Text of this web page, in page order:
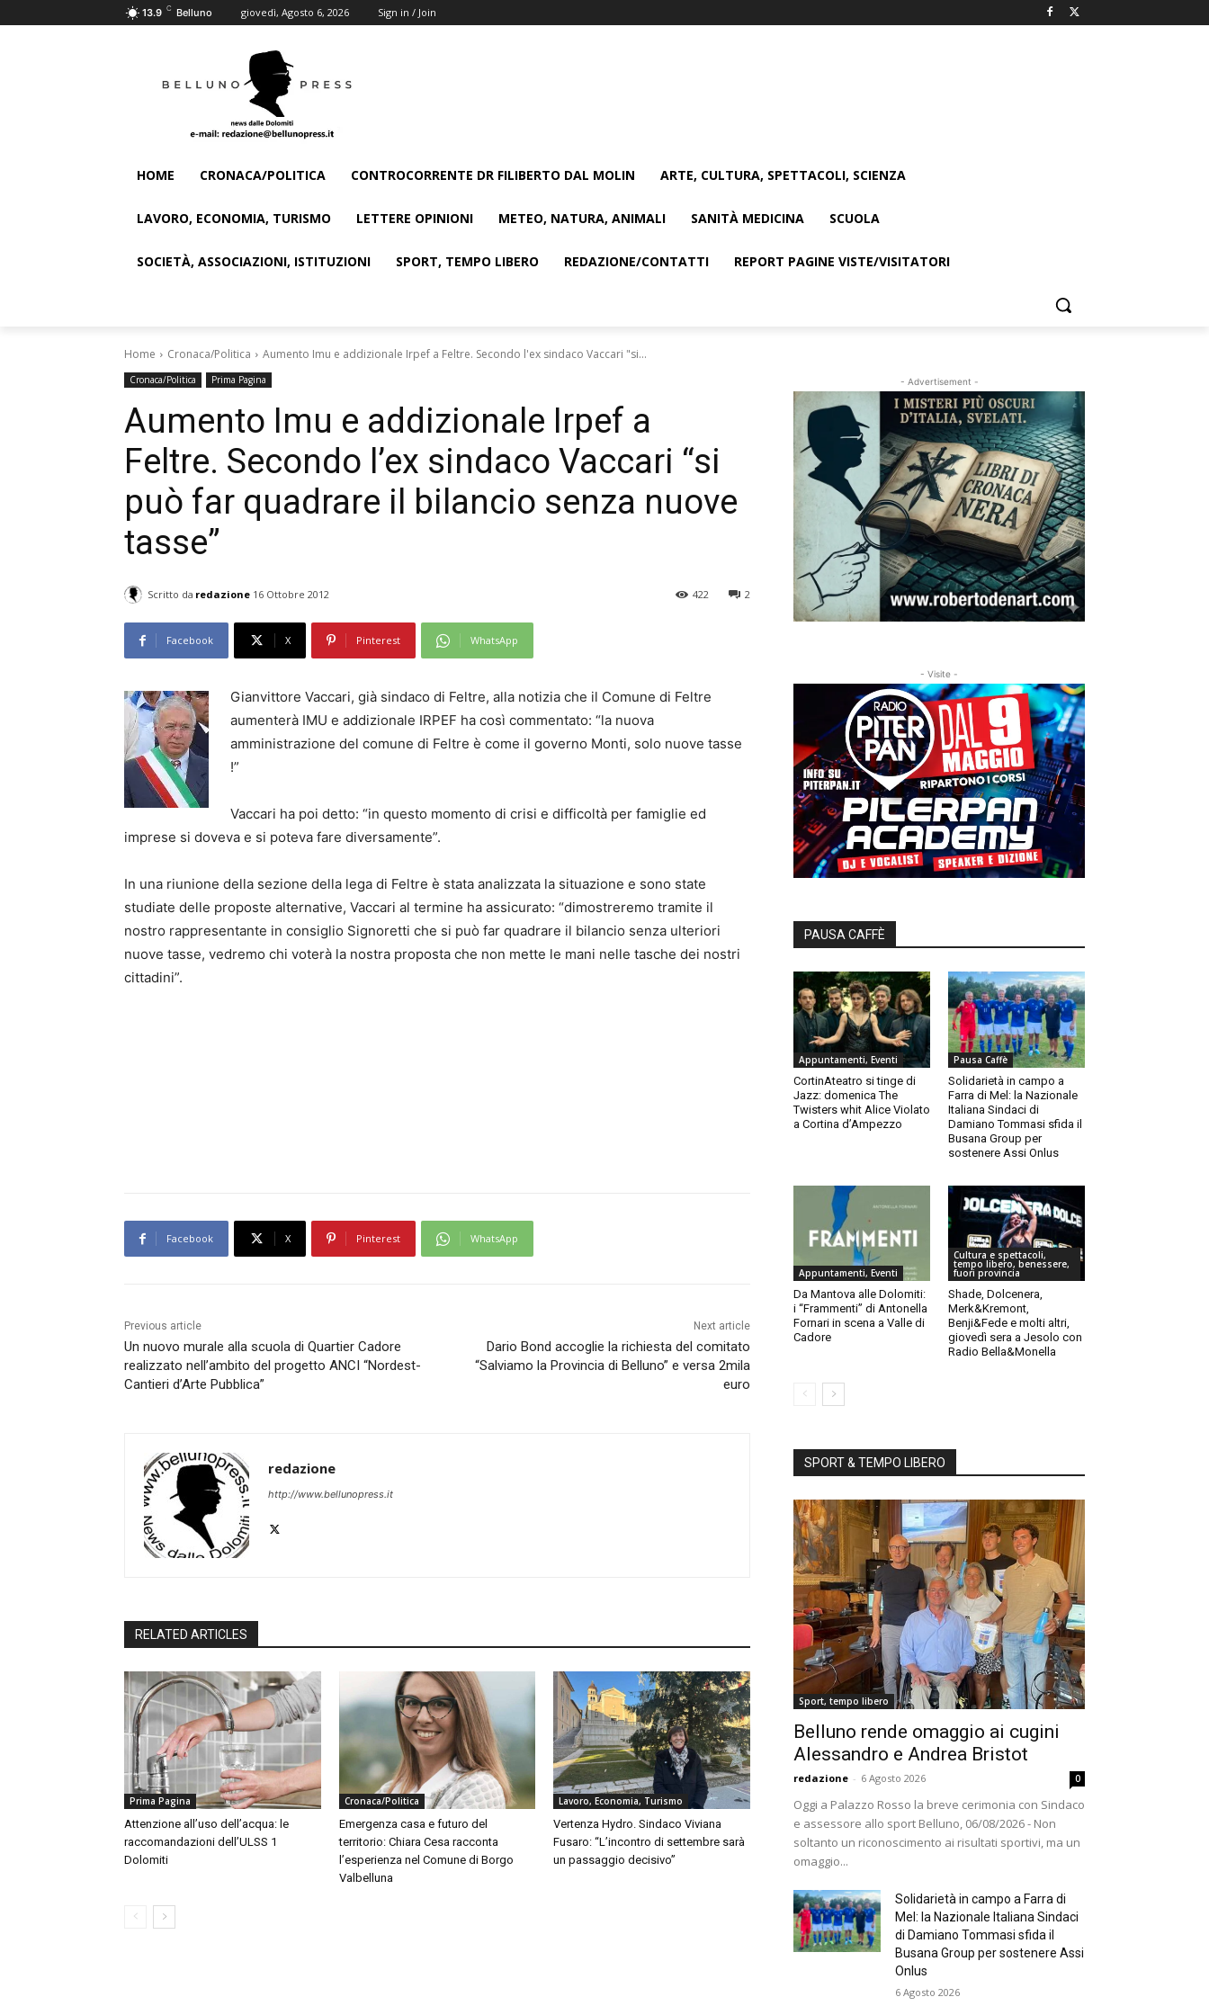
13.9 C Belluno giovedì, Agosto 6, 2026 Sign in / Join
HOME CRONACA/POLITICA CONTROCORRENTE DR FILIBERTO DAL MOLIN ARTE, CULTURA, SPETTACOLI, SCIENZA
LAVORO, ECONOMIA, TURISMO LETTERE OPINIONI METEO, NATURA, ANIMALI SANITÀ MEDICINA SCUOLA
SOCIETÀ, ASSOCIAZIONI, ISTITUZIONI SPORT, TEMPO LIBERO REDAZIONE/CONTATTI REPORT PAGINE VISTE/VISITATORI
Home Cronaca/Politica Aumento Imu e addizionale Irpef a Feltre. Secondo l'ex sindaco Vaccari "si...
Cronaca/Politica Prima Pagina
Aumento Imu e addizionale Irpef a
Feltre. Secondo l’ex sindaco Vaccari “si
può far quadrare il bilancio senza nuove
tasse”
Scritto da redazione 16 Ottobre 2012 2
422
Facebook X Pinterest WhatsApp
Gianvittore Vaccari, già sindaco di Feltre, alla notizia che il Comune di Feltre
aumenterà IMU e addizionale IRPEF ha così commentato: “la nuova
amministrazione del comune di Feltre è come il governo Monti, solo nuove tasse
!”
Vaccari ha poi detto: “in questo momento di crisi e difficoltà per famiglie ed
imprese si doveva e si poteva fare diversamente”.
In una riunione della sezione della lega di Feltre è stata analizzata la situazione e sono state
studiate delle proposte alternative, Vaccari al termine ha assicurato: “dimostreremo tramite il
nostro rappresentante in consiglio Signoretti che si può far quadrare il bilancio senza ulteriori
nuove tasse, vedremo chi voterà la nostra proposta che non mette le mani nelle tasche dei nostri
cittadini”.
Facebook X Pinterest WhatsApp
Previous article
Un nuovo murale alla scuola di Quartier Cadore
realizzato nell’ambito del progetto ANCI “Nordest-
Cantieri d’Arte Pubblica”
Next article
Dario Bond accoglie la richiesta del comitato
“Salviamo la Provincia di Belluno” e versa 2mila
euro
redazione
http://www.bellunopress.it
RELATED ARTICLES
Prima Pagina
Attenzione all’uso dell’acqua: le
raccomandazioni dell’ULSS 1
Dolomiti
Cronaca/Politica
Emergenza casa e futuro del
territorio: Chiara Cesa racconta
l’esperienza nel Comune di Borgo
Valbelluna
Lavoro, Economia, Turismo
Vertenza Hydro. Sindaco Viviana
Fusaro: “L’incontro di settembre sarà
un passaggio decisivo”
- Advertisement -
- Visite -
PAUSA CAFFÈ
Appuntamenti, Eventi
CortinAteatro si tinge di
Jazz: domenica The
Twisters whit Alice Violato
a Cortina d’Ampezzo
Pausa Caffè
Solidarietà in campo a
Farra di Mel: la Nazionale
Italiana Sindaci di
Damiano Tommasi sfida il
Busana Group per
sostenere Assi Onlus
Appuntamenti, Eventi
Da Mantova alle Dolomiti:
i “Frammenti” di Antonella
Fornari in scena a Valle di
Cadore
Cultura e spettacoli,
tempo libero, benessere,
fuori provincia
Shade, Dolcenera,
Merk&Kremont,
Benji&Fede e molti altri,
giovedì sera a Jesolo con
Radio Bella&Monella
SPORT & TEMPO LIBERO
Sport, tempo libero
Belluno rende omaggio ai cugini
Alessandro e Andrea Bristot
redazione - 6 Agosto 2026 0
Oggi a Palazzo Rosso la breve cerimonia con Sindaco
e assessore allo sport Belluno, 06/08/2026 - Non
soltanto un riconoscimento ai risultati sportivi, ma un
omaggio...
Solidarietà in campo a Farra di
Mel: la Nazionale Italiana Sindaci
di Damiano Tommasi sfida il
Busana Group per sostenere Assi
Onlus
6 Agosto 2026